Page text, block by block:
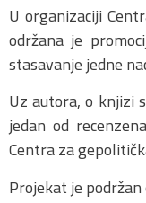
U organizaciji
održana je
stasavanje jedne
Uz autora, o knjizi
jedan od
Centra za
Projekat je